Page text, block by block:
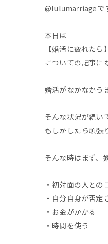
@lulumarriageで
本日は
【婚活に疲れたら】
についての記事に
婚活がなかなかう
そんな状況が続い
もしかしたら頑張
そんな時はまず、
・初対面の人と
・自分自身が否定
・お金がかかる
・時間を使う